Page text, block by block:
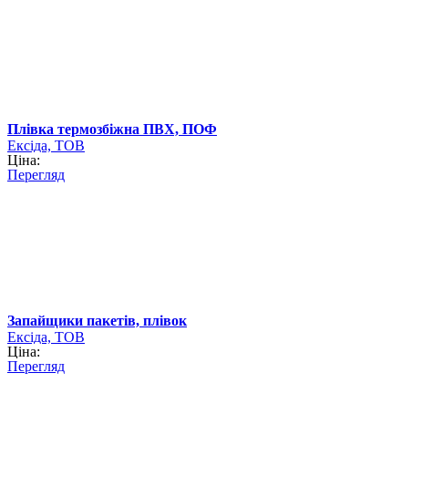
Плівка термозбіжна ПВХ, ПОФ
Ексіда, ТОВ
Ціна:
Перегляд
Запайщики пакетів, плівок
Ексіда, ТОВ
Ціна:
Перегляд